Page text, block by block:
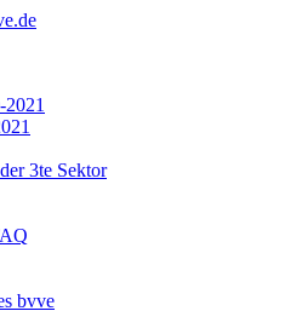
3te Sektor
bvve